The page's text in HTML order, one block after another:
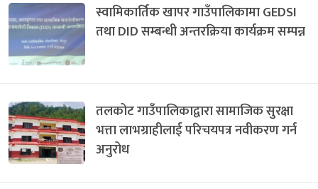
स्वामिकार्तिक खापर गाउँपालिकामा GEDSI
तथा DID सम्बन्धी अन्तरक्रिया कार्यक्रम सम्पन्न
तलकोट गाउँपालिकाद्वारा सामाजिक सुरक्षा
भत्ता लाभग्राहीलाई परिचयपत्र नवीकरण गर्न
अनुरोध